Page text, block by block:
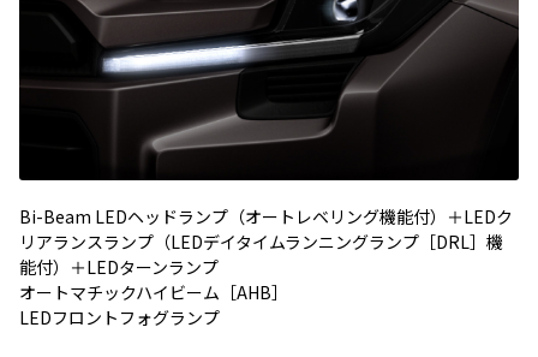
Bi-Beam LEDヘッドランプ（オートレベリング機能付）＋LEDク
リアランスランプ（LEDデイタイムランニングランプ［DRL］機
能付）＋LEDターンランプ
オートマチックハイビーム［AHB］
LEDフロントフォグランプ